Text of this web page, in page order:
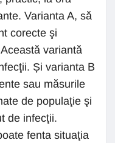
Varianta A, să
corecte şi
variantă
Și varianta B
sau măsurile
de populaţie şi
de infecţii.
fenta situaţia